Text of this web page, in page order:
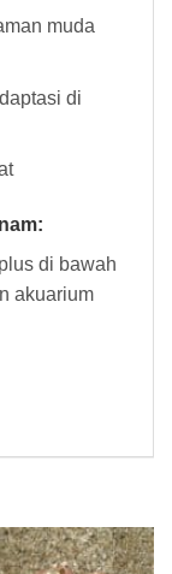
muda
di
di bawah
akuarium